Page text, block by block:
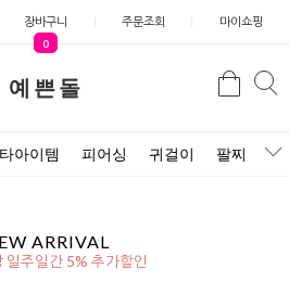
장바구니
0
주문조회 마이쇼핑
예쁜돌
검
아이템 피어싱 귀걸이 팔찌 목
ARRIVAL
일주일간 5% 추가할인